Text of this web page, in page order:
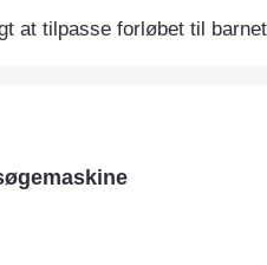
at tilpasse forløbet til